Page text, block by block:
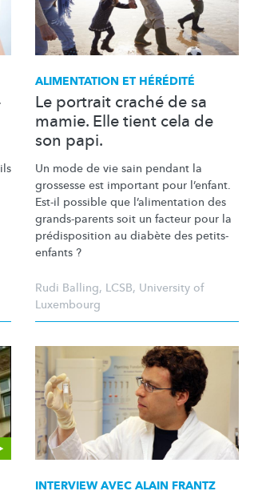
ALIMENTATION ET HÉRÉDITÉ
Le portrait craché de sa
mamie. Elle tient cela de
son papi.
Un mode de vie sain pendant la
grossesse est important pour l’enfant.
Est-il possible que l’alimentation des
grands-parents soit un facteur pour la
prédisposition au diabète des petits-
enfants ?
Rudi Balling, LCSB, University of
Luxembourg
INTERVIEW AVEC ALAIN FRANTZ